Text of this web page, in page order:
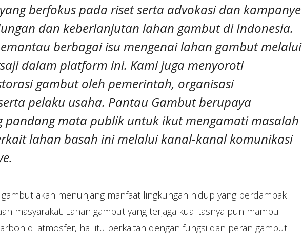
berfokus pada riset serta advokasi dan kampanye
dan keberlanjutan lahan gambut di Indonesia.
berbagai isu mengenai lahan gambut melalui
dalam platform ini. Kami juga menyoroti
gambut oleh pemerintah, organisasi
pelaku usaha. Pantau Gambut berupaya
pandang mata publik untuk ikut mengamati masalah
lahan basah ini melalui kanal-kanal komunikasi
akan menunjang manfaat lingkungan hidup yang berdampak
masyarakat. Lahan gambut yang terjaga kualitasnya pun mampu
di atmosfer, hal itu berkaitan dengan fungsi dan peran gambut